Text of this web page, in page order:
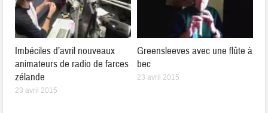
Imbéciles d’avril nouveaux
animateurs de radio de farces
zélande
23 avril 2015
Greensleeves avec une flûte à
bec
23 avril 2015